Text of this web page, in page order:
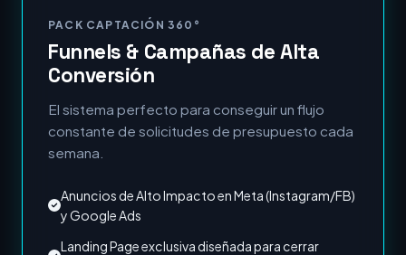
PACK CAPTACIÓN 360°
Funnels & Campañas de Alta
Conversión
El sistema perfecto para conseguir un flujo
constante de solicitudes de presupuesto cada
semana.
Anuncios de Alto Impacto en Meta (Instagram/FB)
y Google Ads
Landing Page exclusiva diseñada para cerrar